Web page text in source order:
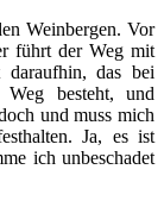
Weinbergen. Vor
führt der Weg mit
das bei
Weg besteht, und
und muss mich
Ja, es ist
ich unbeschadet